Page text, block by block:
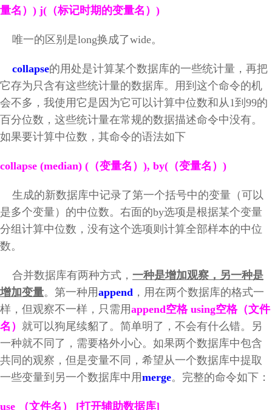
量名）) j(（标记时期的变量名）)
唯一的区别是long换成了wide。
collapse的用处是计算某个数据库的一些统计量，再把
它存为只含有这些统计量的数据库。用到这个命令的机
会不多，我使用它是因为它可以计算中位数和从1到99的
百分位数，这些统计量在常规的数据描述命令中没有。
如果要计算中位数，其命令的语法如下
collapse (median) ( （变量名）), by(（变量名）)
生成的新数据库中记录了第一个括号中的变量（可以
是多个变量）的中位数。右面的by选项是根据某个变量
分组计算中位数，没有这个选项则计算全部样本的中位
数。
合并数据库有两种方式， 一种是增加观察，另一种是
增加变量。第一种用append ，用在两个数据库的格式一
样，但观察不一样，只需用append空格 using空格（文件
名） 就可以狗尾续貂了。简单明了，不会有什么错。另
一种就不同了，需要格外小心。如果两个数据库中包含
共同的观察，但是变量不同，希望从一个数据库中提取
一些变量到另一个数据库中用merge。完整的命令如下：
use （文件名） [打开辅助数据库]